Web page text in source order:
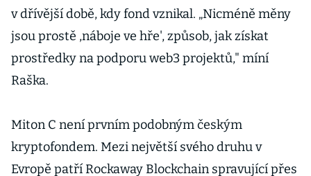
v dřívější době, kdy fond vznikal. „Nicméně měny
jsou prostě ,náboje ve hře', způsob, jak získat
prostředky na podporu web3 projektů," míní
Raška.
Miton C není prvním podobným českým
kryptofondem. Mezi největší svého druhu v
Evropě patří Rockaway Blockchain spravující přes